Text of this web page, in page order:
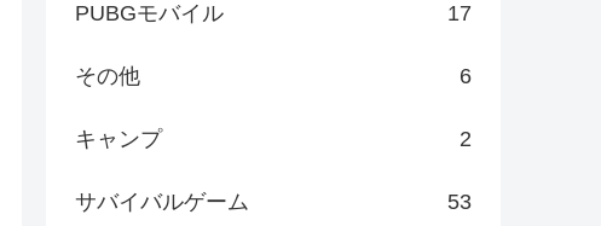
PUBGモバイル 17
その他 6
キャンプ 2
サバイバルゲーム 53